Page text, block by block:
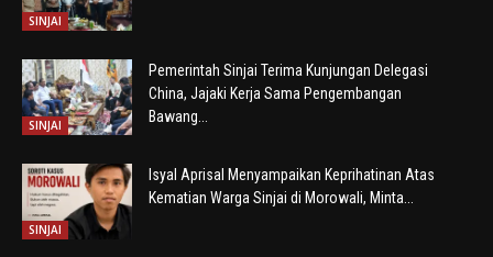
SINJAI
SINJAI
Pemerintah Sinjai Terima Kunjungan Delegasi
China, Jajaki Kerja Sama Pengembangan
Bawang...
SINJAI
Isyal Aprisal Menyampaikan Keprihatinan Atas
Kematian Warga Sinjai di Morowali, Minta...